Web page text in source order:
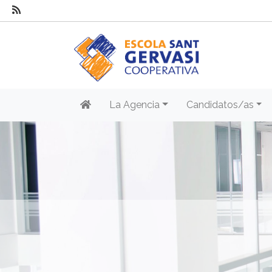
La Agencia Candidatos/as